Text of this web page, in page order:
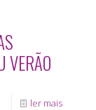
VERÃO
ler mais